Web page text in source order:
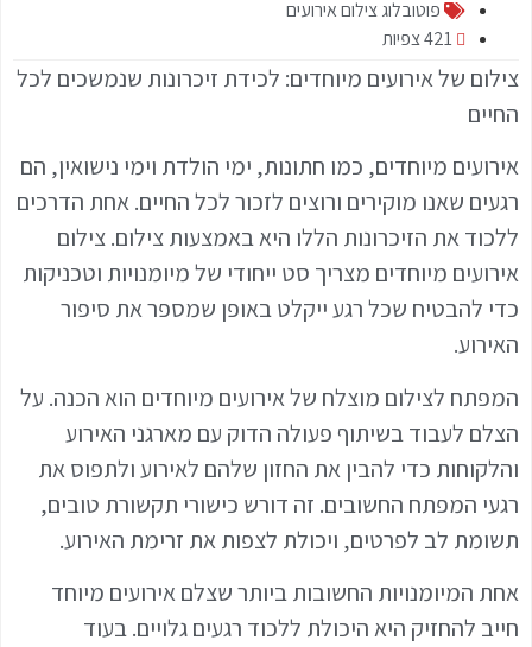
פוטובלוג צילום אירועים
421 צפיות
צילום של אירועים מיוחדים: לכידת זיכרונות שנמשכים לכל
החיים
אירועים מיוחדים, כמו חתונות, ימי הולדת וימי נישואין, הם
רגעים שאנו מוקירים ורוצים לזכור לכל החיים. אחת הדרכים
ללכוד את הזיכרונות הללו היא באמצעות צילום. צילום
אירועים מיוחדים מצריך סט ייחודי של מיומנויות וטכניקות
כדי להבטיח שכל רגע ייקלט באופן שמספר את סיפור
האירוע.
המפתח לצילום מוצלח של אירועים מיוחדים הוא הכנה. על
הצלם לעבוד בשיתוף פעולה הדוק עם מארגני האירוע
והלקוחות כדי להבין את החזון שלהם לאירוע ולתפוס את
רגעי המפתח החשובים. זה דורש כישורי תקשורת טובים,
תשומת לב לפרטים, ויכולת לצפות את זרימת האירוע.
אחת המיומנויות החשובות ביותר שצלם אירועים מיוחד
חייב להחזיק היא היכולת ללכוד רגעים גלויים. בעוד